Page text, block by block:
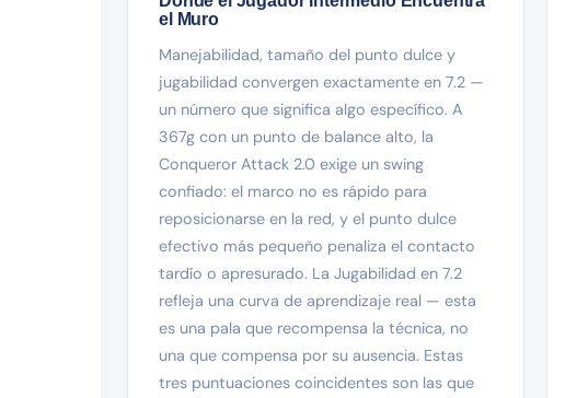
el Muro
Manejabilidad, tamaño del punto dulce y
jugabilidad convergen exactamente en 7.2 —
un número que significa algo específico. A
367g con un punto de balance alto, la
Conqueror Attack 2.0 exige un swing
confiado: el marco no es rápido para
reposicionarse en la red, y el punto dulce
efectivo más pequeño penaliza el contacto
tardío o apresurado. La Jugabilidad en 7.2
refleja una curva de aprendizaje real — esta
es una pala que recompensa la técnica, no
una que compensa por su ausencia. Estas
tres puntuaciones coincidentes son las que